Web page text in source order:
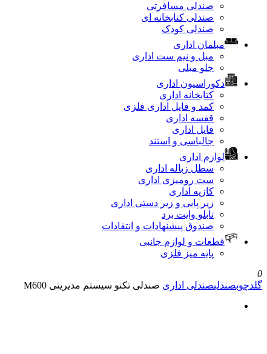
صندلی مسافرتی
صندلی کتابخانه ای
صندلی کودک
مبلمان اداری
مبل و نیم ست اداری
جلو مبلی
دکوراسیون اداری
کتابخانه اداری
کمد و فایل اداری فلزی
قفسه اداری
فایل اداری
جالباسی و استند
لوازم اداری
سطل زباله اداری
ست رومیزی اداری
کازیه اداری
زیر پایی و زیر دستی اداری
تابلو وایت برد
صندوق پیشنهادات و انتقادات
قطعات و لوازم جانبی
پایه میز فلزی
0
گلدچوبصندلیصندلی اداری صندلی تکنو سیستم مدیریتی M600